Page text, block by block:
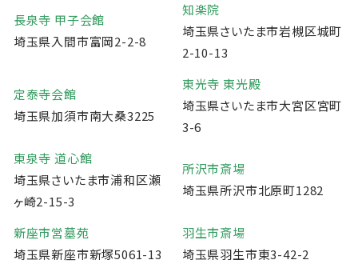
長泉寺 甲子会館
埼玉県入間市富岡2-2-8
知楽院
埼玉県さいたま市岩槻区城町
2-10-13
定泰寺会館
埼玉県加須市南大桑3225
東光寺 東光殿
埼玉県さいたま市大宮区宮町
3-6
東泉寺 道心館
埼玉県さいたま市浦和区瀬
ヶ崎2-15-3
所沢市斎場
埼玉県所沢市北原町1282
新座市営墓苑
埼玉県新座市新塚5061-13
羽生市斎場
埼玉県羽生市東3-42-2